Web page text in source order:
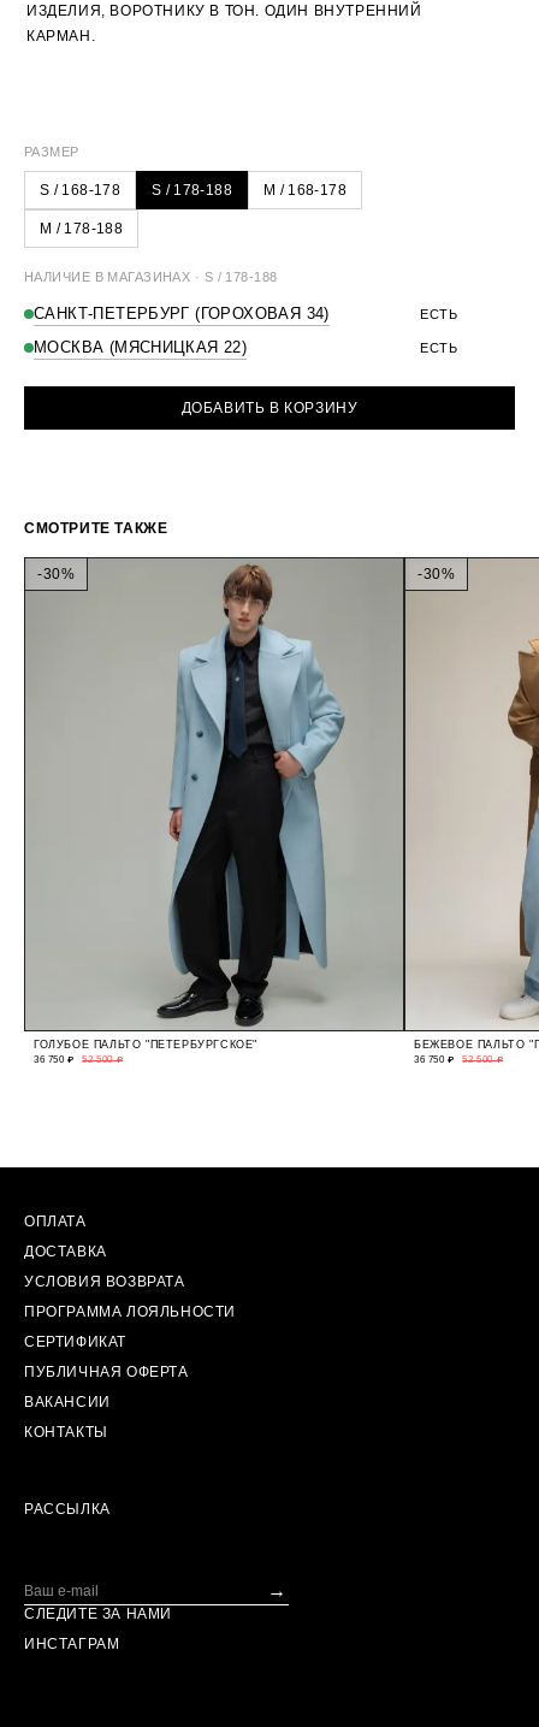
ИЗДЕЛИЯ, ВОРОТНИКУ В ТОН. ОДИН ВНУТРЕННИЙ
КАРМАН.
ДЛИНА РУКАВА 66 СМ
РАЗМЕР
S / 168-178 S / 178-188 M / 168-178
M / 178-188
НАЛИЧИЕ В МАГАЗИНАХ · S / 178-188
САНКТ-ПЕТЕРБУРГ (ГОРОХОВАЯ 34) ЕСТЬ
МОСКВА (МЯСНИЦКАЯ 22) ЕСТЬ
ДОБАВИТЬ В КОРЗИНУ
СМОТРИТЕ ТАКЖЕ
-30%
ГОЛУБОЕ ПАЛЬТО "ПЕТЕРБУРГСКОЕ"
36 750 ₽ 52 500 ₽
-30%
БЕЖЕВОЕ ПАЛЬТО
36 750 ₽ 52 500 ₽
ОПЛАТА
ДОСТАВКА
УСЛОВИЯ ВОЗВРАТА
ПРОГРАММА ЛОЯЛЬНОСТИ
СЕРТИФИКАТ
ПУБЛИЧНАЯ ОФЕРТА
ВАКАНСИИ
КОНТАКТЫ
РАССЫЛКА
→
СЛЕДИТЕ ЗА НАМИ
ИНСТАГРАМ